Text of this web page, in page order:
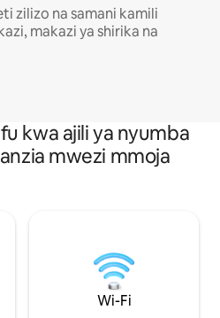
zilizo na samani kamili
makazi ya shirika na
kwa ajili ya nyumba
mwezi mmoja
Wi-Fi